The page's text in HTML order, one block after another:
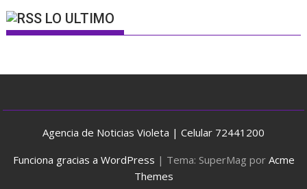
LO ULTIMO
Agencia de Noticias Violeta | Celular 72441200
Funciona gracias a WordPress | Tema: SuperMag por Acme
Themes